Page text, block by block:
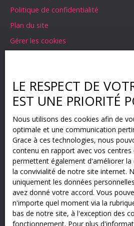
Politique de confidentialité
Plan du site
Gérer les cookies
+33 3 67 94 30
1 impasse des Roseaux
68720 Hochstatt
LE RESPECT DE
EST UNE PRIORITÉ
Nous utilisons des cookies afin de
optimale et une communication
Grace à ces technologies, nous
contenu en rapport avec vos centres
permettent également d'améliorer la
la convivialité de notre site internet.
uniquement les données
avez donné votre accord. Vous
n'importe quel moment via la
bas de notre site, à l'exception des
fonctionnement. Pour plus